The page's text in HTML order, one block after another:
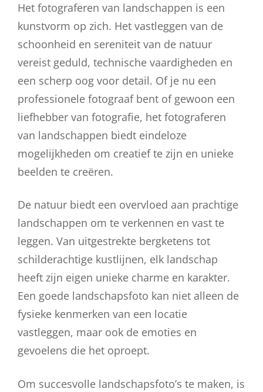
Het fotograferen van landschappen is een
kunstvorm op zich. Het vastleggen van de
schoonheid en sereniteit van de natuur
vereist geduld, technische vaardigheden en
een scherp oog voor detail. Of je nu een
professionele fotograaf bent of gewoon een
liefhebber van fotografie, het fotograferen
van landschappen biedt eindeloze
mogelijkheden om creatief te zijn en unieke
beelden te creëren.
De natuur biedt een overvloed aan prachtige
landschappen om te verkennen en vast te
leggen. Van uitgestrekte bergketens tot
schilderachtige kustlijnen, elk landschap
heeft zijn eigen unieke charme en karakter.
Een goede landschapsfoto kan niet alleen de
fysieke kenmerken van een locatie
vastleggen, maar ook de emoties en
gevoelens die het oproept.
Om succesvolle landschapsfoto’s te maken, is